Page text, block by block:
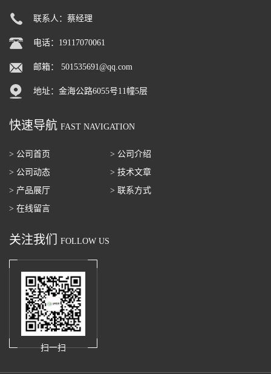
联系人：蔡经理
电话：19117070061
邮箱： 501535691@qq.com
地址：金海公路6055号11幢5层
快速导航 FAST NAVIGATION
> 公司首页
> 公司介绍
> 公司动态
> 技术文章
> 产品展厅
> 联系方式
> 在线留言
关注我们 FOLLOW US
扫一扫